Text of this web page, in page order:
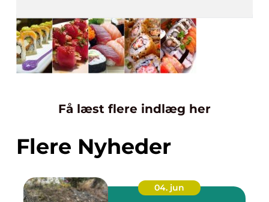
Få læst flere indlæg her
Flere Nyheder
04. jun